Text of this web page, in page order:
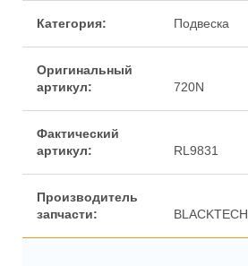
Категория: Подвеска
Оригинальный
артикул:
720N
Фактический
артикул:
RL9831
Производитель
запчасти:
BLACKTECH